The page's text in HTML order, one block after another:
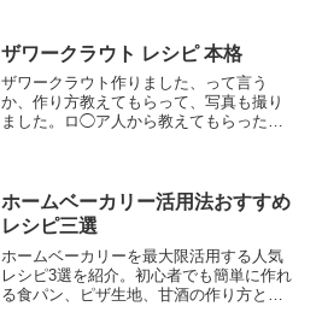
かな一皿に中東風ラムリブのレシピと食
べ方。レストランの味を自宅で再現。ニ
ュージーランド産ラム肉を使った本格レ
シピ。
ザワークラウト レシピ 本格
ザワークラウト作りました、って言う
か、作り方教えてもらって、写真も撮り
ました。ロ◯ア人から教えてもらったん
特に自分が好きな料理法だっ...
ホームベーカリー活用法おすすめ
レシピ三選
ホームベーカリーを最大限活用する人気
レシピ3選を紹介。初心者でも簡単に作れ
る食パン、ピザ生地、甘酒の作り方とコ